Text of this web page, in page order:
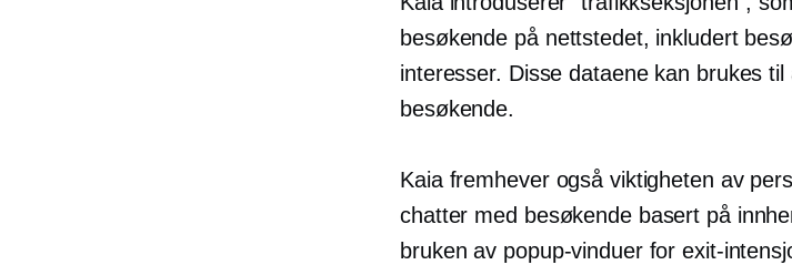
besøkende på nettstedet, inkludert
interesser. Disse dataene kan brukes
besøkende.
Kaia fremhever også viktigheten av
chatter med besøkende basert på
bruken av popup-vinduer for exit-